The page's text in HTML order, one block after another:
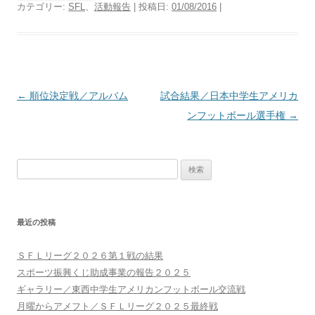
カテゴリー: SFL、 活動報告 | 投稿日: 01/08/2016
投
ン
← 順位決定戦／アルバム
試合結果／日本中学生アメリカ
ンフットボール選手権 →
最近の投稿
ＳＦＬリーグ２０２６第１戦の結果
スポーツ振興くじ助成事業の報告２０２５
ギャラリー／東西中学生アメリカンフットボール交流戦
月曜からアメフト／ＳＦＬリーグ２０２５最終戦